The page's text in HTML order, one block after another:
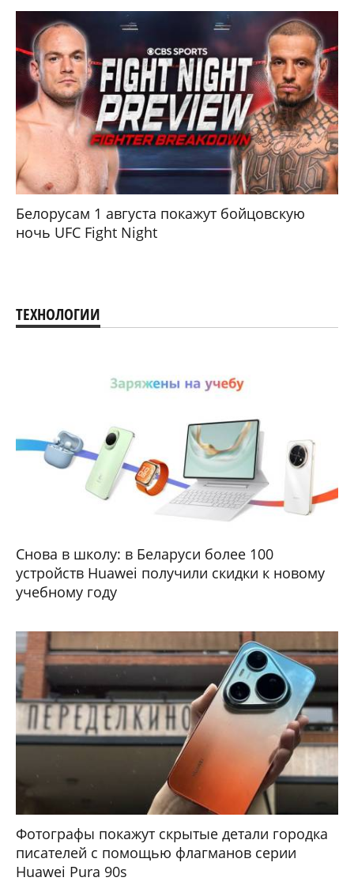
Белорусам 1 августа покажут бойцовскую
ночь UFC Fight Night
ТЕХНОЛОГИИ
Снова в школу: в Беларуси более 100
устройств Huawei получили скидки к новому
учебному году
Фотографы покажут скрытые детали городка
писателей с помощью флагманов серии
Huawei Pura 90s